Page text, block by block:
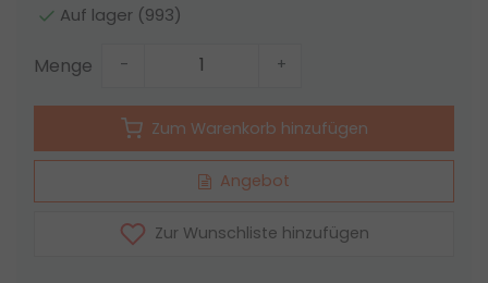
Auf lager (993)
Menge - +
Zum Warenkorb hinzufügen
Angebot
Zur Wunschliste hinzufügen